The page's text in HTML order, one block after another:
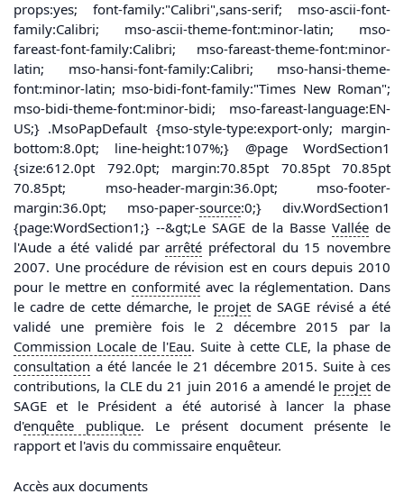
props:yes; font-family:"Calibri",sans-serif; mso-ascii-font-
family:Calibri; mso-ascii-theme-font:minor-latin; mso-
fareast-font-family:Calibri; mso-fareast-theme-font:minor-
latin; mso-hansi-font-family:Calibri; mso-hansi-theme-
font:minor-latin; mso-bidi-font-family:"Times New Roman";
mso-bidi-theme-font:minor-bidi; mso-fareast-language:EN-
US;} .MsoPapDefault {mso-style-type:export-only; margin-
bottom:8.0pt; line-height:107%;} @page WordSection1
{size:612.0pt 792.0pt; margin:70.85pt 70.85pt 70.85pt
70.85pt; mso-header-margin:36.0pt; mso-footer-
margin:36.0pt; mso-paper-source:0;} div.WordSection1
{page:WordSection1;} --&gt;Le SAGE de la BasseVallée de
l'Aude a été validé pararrêté préfectoral du 15 novembre
2007. Une procédure de révision est en cours depuis 2010
pour le mettre en conformité avec la réglementation. Dans
le cadre de cette démarche, le projet de SAGE révisé a été
validé une première fois le 2 décembre 2015 par la
Commission Locale de l'Eau. Suite à cette CLE, la phase de
consultation a été lancée le 21 décembre 2015. Suite à ces
contributions, la CLE du 21 juin 2016 a amendé le projet de
SAGE et le Président a été autorisé à lancer la phase
d'enquête publique. Le présent document présente le
rapport et l'avis du commissaire enquêteur.
Accès aux documents